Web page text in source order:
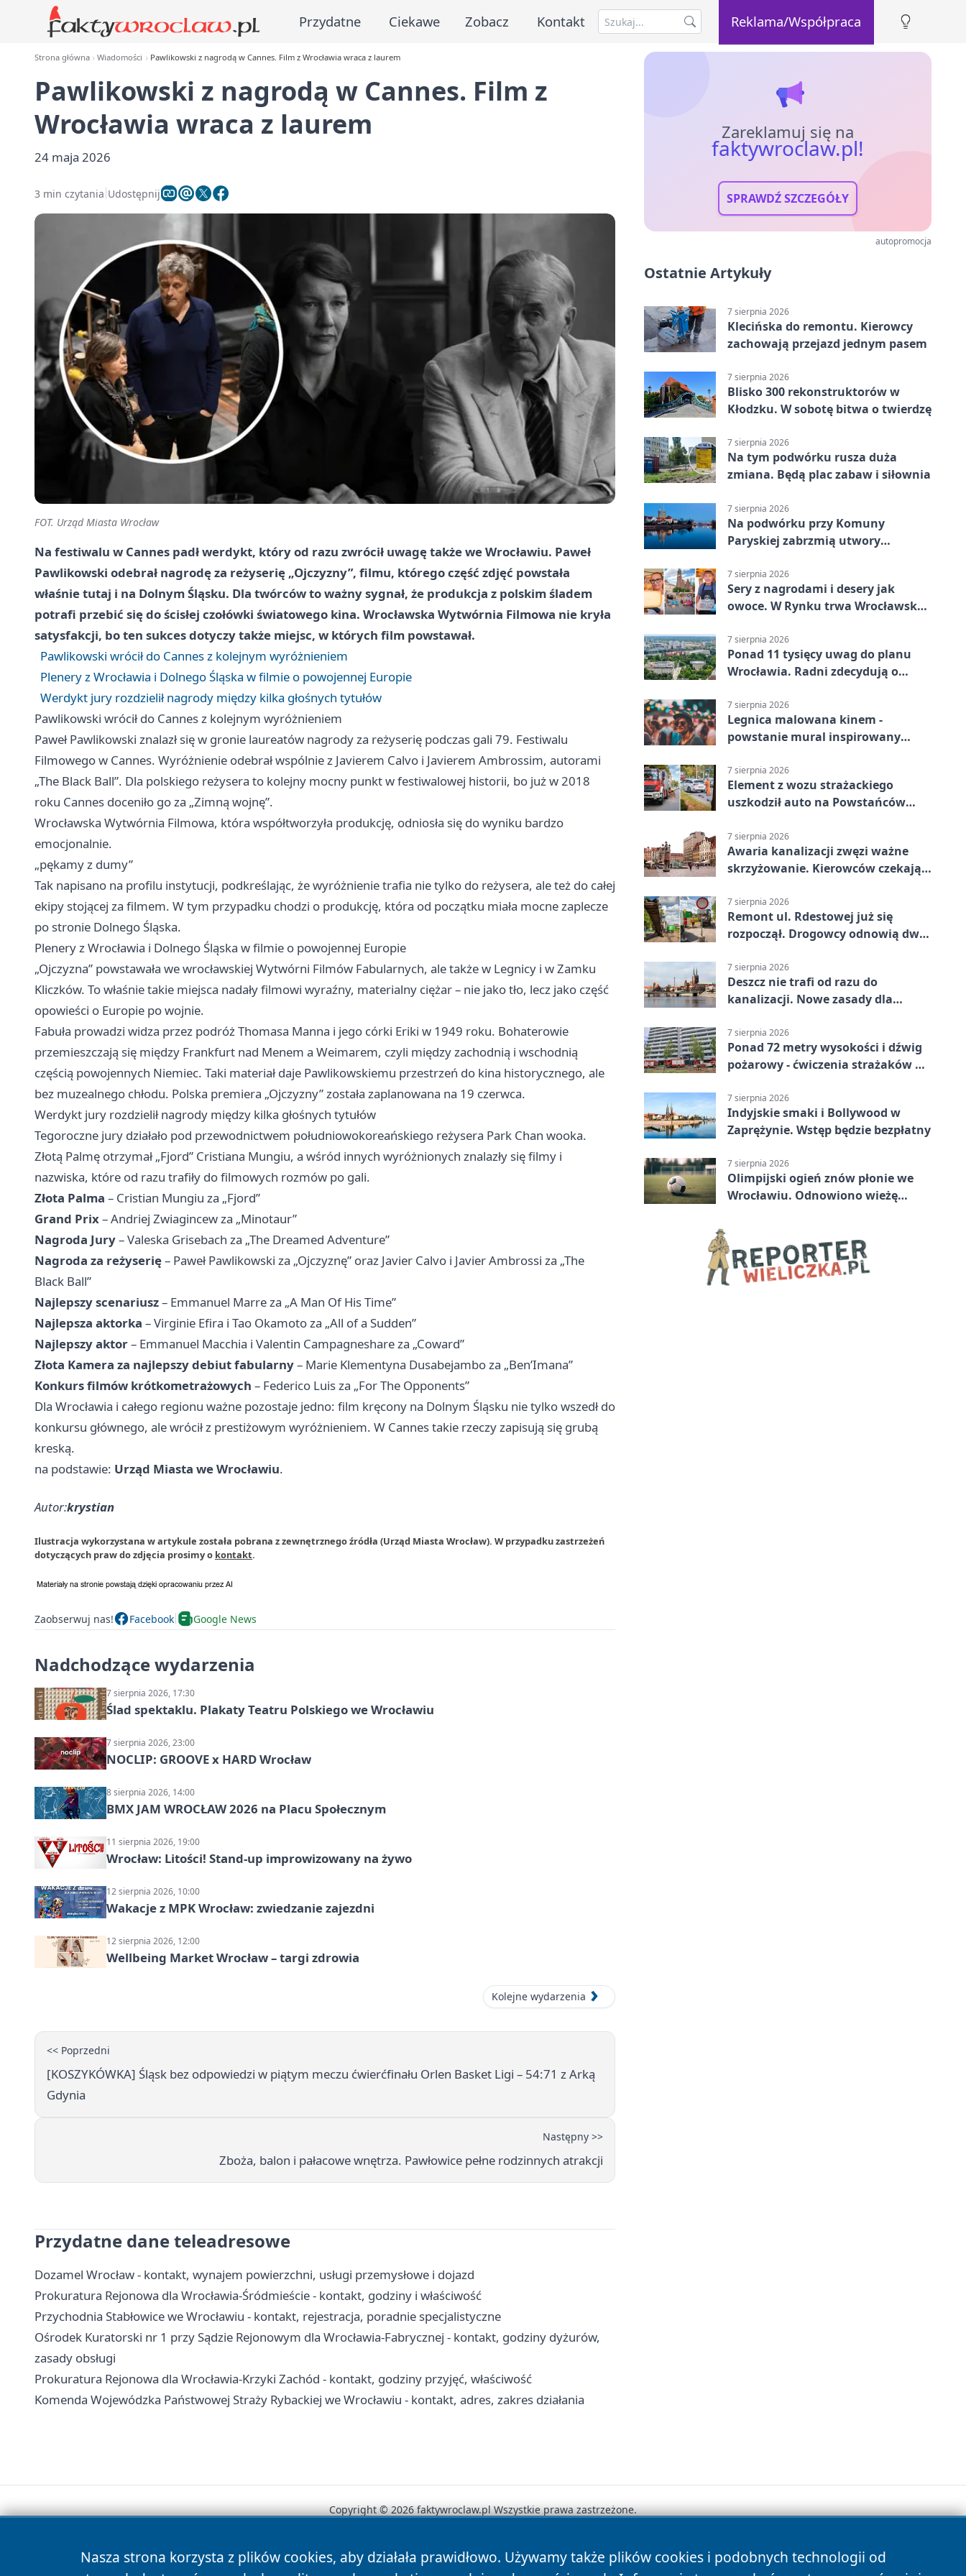
Przydatne Ciekawe Zobacz Kontakt Reklama/Współpraca
Strona główna Wiadomości Pawlikowski z nagrodą w Cannes. Film z Wrocławia wraca z laurem
Pawlikowski z nagrodą w Cannes. Film z
Wrocławia wraca z laurem
24 maja 2026
3 min czytania Udostępnij
FOT. Urząd Miasta Wrocław
Na festiwalu w Cannes padł werdykt, który od razu zwrócił uwagę także we Wrocławiu. Paweł
Pawlikowski odebrał nagrodę za reżyserię „Ojczyzny”, filmu, którego część zdjęć powstała
właśnie tutaj i na Dolnym Śląsku. Dla twórców to ważny sygnał, że produkcja z polskim śladem
potrafi przebić się do ścisłej czołówki światowego kina. Wrocławska Wytwórnia Filmowa nie kryła
satysfakcji, bo ten sukces dotyczy także miejsc, w których film powstawał.
Pawlikowski wrócił do Cannes z kolejnym wyróżnieniem
Plenery z Wrocławia i Dolnego Śląska w filmie o powojennej Europie
Werdykt jury rozdzielił nagrody między kilka głośnych tytułów
Pawlikowski wrócił do Cannes z kolejnym wyróżnieniem
Paweł Pawlikowski znalazł się w gronie laureatów nagrody za reżyserię podczas gali 79. Festiwalu
Filmowego w Cannes. Wyróżnienie odebrał wspólnie z Javierem Calvo i Javierem Ambrossim, autorami
„The Black Ball”. Dla polskiego reżysera to kolejny mocny punkt w festiwalowej historii, bo już w 2018
roku Cannes doceniło go za „Zimną wojnę”.
Wrocławska Wytwórnia Filmowa, która współtworzyła produkcję, odniosła się do wyniku bardzo
emocjonalnie.
„pękamy z dumy”
Tak napisano na profilu instytucji, podkreślając, że wyróżnienie trafia nie tylko do reżysera, ale też do całej
ekipy stojącej za filmem. W tym przypadku chodzi o produkcję, która od początku miała mocne zaplecze
po stronie Dolnego Śląska.
Plenery z Wrocławia i Dolnego Śląska w filmie o powojennej Europie
„Ojczyzna” powstawała we wrocławskiej Wytwórni Filmów Fabularnych, ale także w Legnicy i w Zamku
Kliczków. To właśnie takie miejsca nadały filmowi wyraźny, materialny ciężar – nie jako tło, lecz jako część
opowieści o Europie po wojnie.
Fabuła prowadzi widza przez podróż Thomasa Manna i jego córki Eriki w 1949 roku. Bohaterowie
przemieszczają się między Frankfurt nad Menem a Weimarem, czyli między zachodnią i wschodnią
częścią powojennych Niemiec. Taki materiał daje Pawlikowskiemu przestrzeń do kina historycznego, ale
bez muzealnego chłodu. Polska premiera „Ojczyzny” została zaplanowana na 19 czerwca.
Werdykt jury rozdzielił nagrody między kilka głośnych tytułów
Tegoroczne jury działało pod przewodnictwem południowokoreańskiego reżysera Park Chan wooka.
Złotą Palmę otrzymał „Fjord” Cristiana Mungiu, a wśród innych wyróżnionych znalazły się filmy i
nazwiska, które od razu trafiły do filmowych rozmów po gali.
Złota Palma – Cristian Mungiu za „Fjord”
Grand Prix– Andriej Zwiagincew za „Minotaur”
Nagroda Jury– Valeska Grisebach za „The Dreamed Adventure”
Nagroda za reżyserię– Paweł Pawlikowski za „Ojczyznę” oraz Javier Calvo i Javier Ambrossi za „The
Black Ball”
Najlepszy scenariusz– Emmanuel Marre za „A Man Of His Time”
Najlepsza aktorka – Virginie Efira i Tao Okamoto za „All of a Sudden”
Najlepszy aktor– Emmanuel Macchia i Valentin Campagneshare za „Coward”
Złota Kamera za najlepszy debiut fabularny– Marie Klementyna Dusabejambo za „Ben’Imana”
Konkurs filmów krótkometrażowych – Federico Luis za „For The Opponents”
Dla Wrocławia i całego regionu ważne pozostaje jedno: film kręcony na Dolnym Śląsku nie tylko wszedł do
konkursu głównego, ale wrócił z prestiżowym wyróżnieniem. W Cannes takie rzeczy zapisują się grubą
kreską.
na podstawie: Urząd Miasta we Wrocławiu.
Autor:krystian
Ilustracja wykorzystana w artykule została pobrana z zewnętrznego źródła (Urząd Miasta Wrocław). W przypadku zastrzeżeń
dotyczących praw do zdjęcia prosimy o kontakt.
Zaobserwuj nas! Facebook Google News
Nadchodzące wydarzenia
7 sierpnia 2026, 17:30
Ślad spektaklu. Plakaty Teatru Polskiego we Wrocławiu
7 sierpnia 2026, 23:00
NOCLIP: GROOVE x HARD Wrocław
8 sierpnia 2026, 14:00
BMX JAM WROCŁAW 2026 na Placu Społecznym
11 sierpnia 2026, 19:00
Wrocław: Litości! Stand-up improwizowany na żywo
12 sierpnia 2026, 10:00
Wakacje z MPK Wrocław: zwiedzanie zajezdni
12 sierpnia 2026, 12:00
Wellbeing Market Wrocław – targi zdrowia
Kolejne wydarzenia
<< Poprzedni
[KOSZYKÓWKA] Śląsk bez odpowiedzi w piątym meczu ćwierćfinału Orlen Basket Ligi – 54:71 z Arką
Gdynia
Następny >>
Zboża, balon i pałacowe wnętrza. Pawłowice pełne rodzinnych atrakcji
Przydatne dane teleadresowe
Dozamel Wrocław - kontakt, wynajem powierzchni, usługi przemysłowe i dojazd
Prokuratura Rejonowa dla Wrocławia-Śródmieście - kontakt, godziny i właściwość
Przychodnia Stabłowice we Wrocławiu - kontakt, rejestracja, poradnie specjalistyczne
Ośrodek Kuratorski nr 1 przy Sądzie Rejonowym dla Wrocławia-Fabrycznej - kontakt, godziny dyżurów,
zasady obsługi
Prokuratura Rejonowa dla Wrocławia-Krzyki Zachód - kontakt, godziny przyjęć, właściwość
Komenda Wojewódzka Państwowej Straży Rybackiej we Wrocławiu - kontakt, adres, zakres działania
Zareklamuj się na
faktywroclaw.pl!
SPRAWDŹ SZCZEGÓŁY
autopromocja
Ostatnie Artykuły
7 sierpnia 2026
Klecińska do remontu. Kierowcy
zachowają przejazd jednym pasem
7 sierpnia 2026
Blisko 300 rekonstruktorów w
Kłodzku. W sobotę bitwa o twierdzę
7 sierpnia 2026
Na tym podwórku rusza duża
zmiana. Będą plac zabaw i siłownia
7 sierpnia 2026
Na podwórku przy Komuny
Paryskiej zabrzmią utwory
7 sierpnia 2026
Sery z nagrodami i desery jak
owoce. W Rynku trwa Wrocławska
7 sierpnia 2026
Ponad 11 tysięcy uwag do planu
Wrocławia. Radni zdecydują o
7 sierpnia 2026
Legnica malowana kinem -
powstanie mural inspirowany
7 sierpnia 2026
Element z wozu strażackiego
uszkodził auto na Powstańców
7 sierpnia 2026
Awaria kanalizacji zwęzi ważne
skrzyżowanie. Kierowców czekają
7 sierpnia 2026
Remont ul. Rdestowej już się
rozpoczął. Drogowcy odnowią dwa
7 sierpnia 2026
Deszcz nie trafi od razu do
kanalizacji. Nowe zasady dla
7 sierpnia 2026
Ponad 72 metry wysokości i dźwig
pożarowy - ćwiczenia strażaków we
7 sierpnia 2026
Indyjskie smaki i Bollywood w
Zaprężynie. Wstęp będzie bezpłatny
7 sierpnia 2026
Olimpijski ogień znów płonie we
Wrocławiu. Odnowiono wieżę
Nasza strona korzysta z plików cookies, aby działała prawidłowo. Używamy także plików cookies i podobnych technologii od
Copyright © 2026 faktywroclaw.pl Wszystkie prawa zastrzeżone.
News Autorzy Polityka Prywatności Polityka Cookies